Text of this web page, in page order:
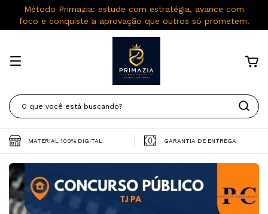
Método Primazia: estude com estratégia, avance com
foco e conquiste a aprovação que outros só prometem.
MATERIAL 100% DIGITAL GARANTIA DE ENTREGA